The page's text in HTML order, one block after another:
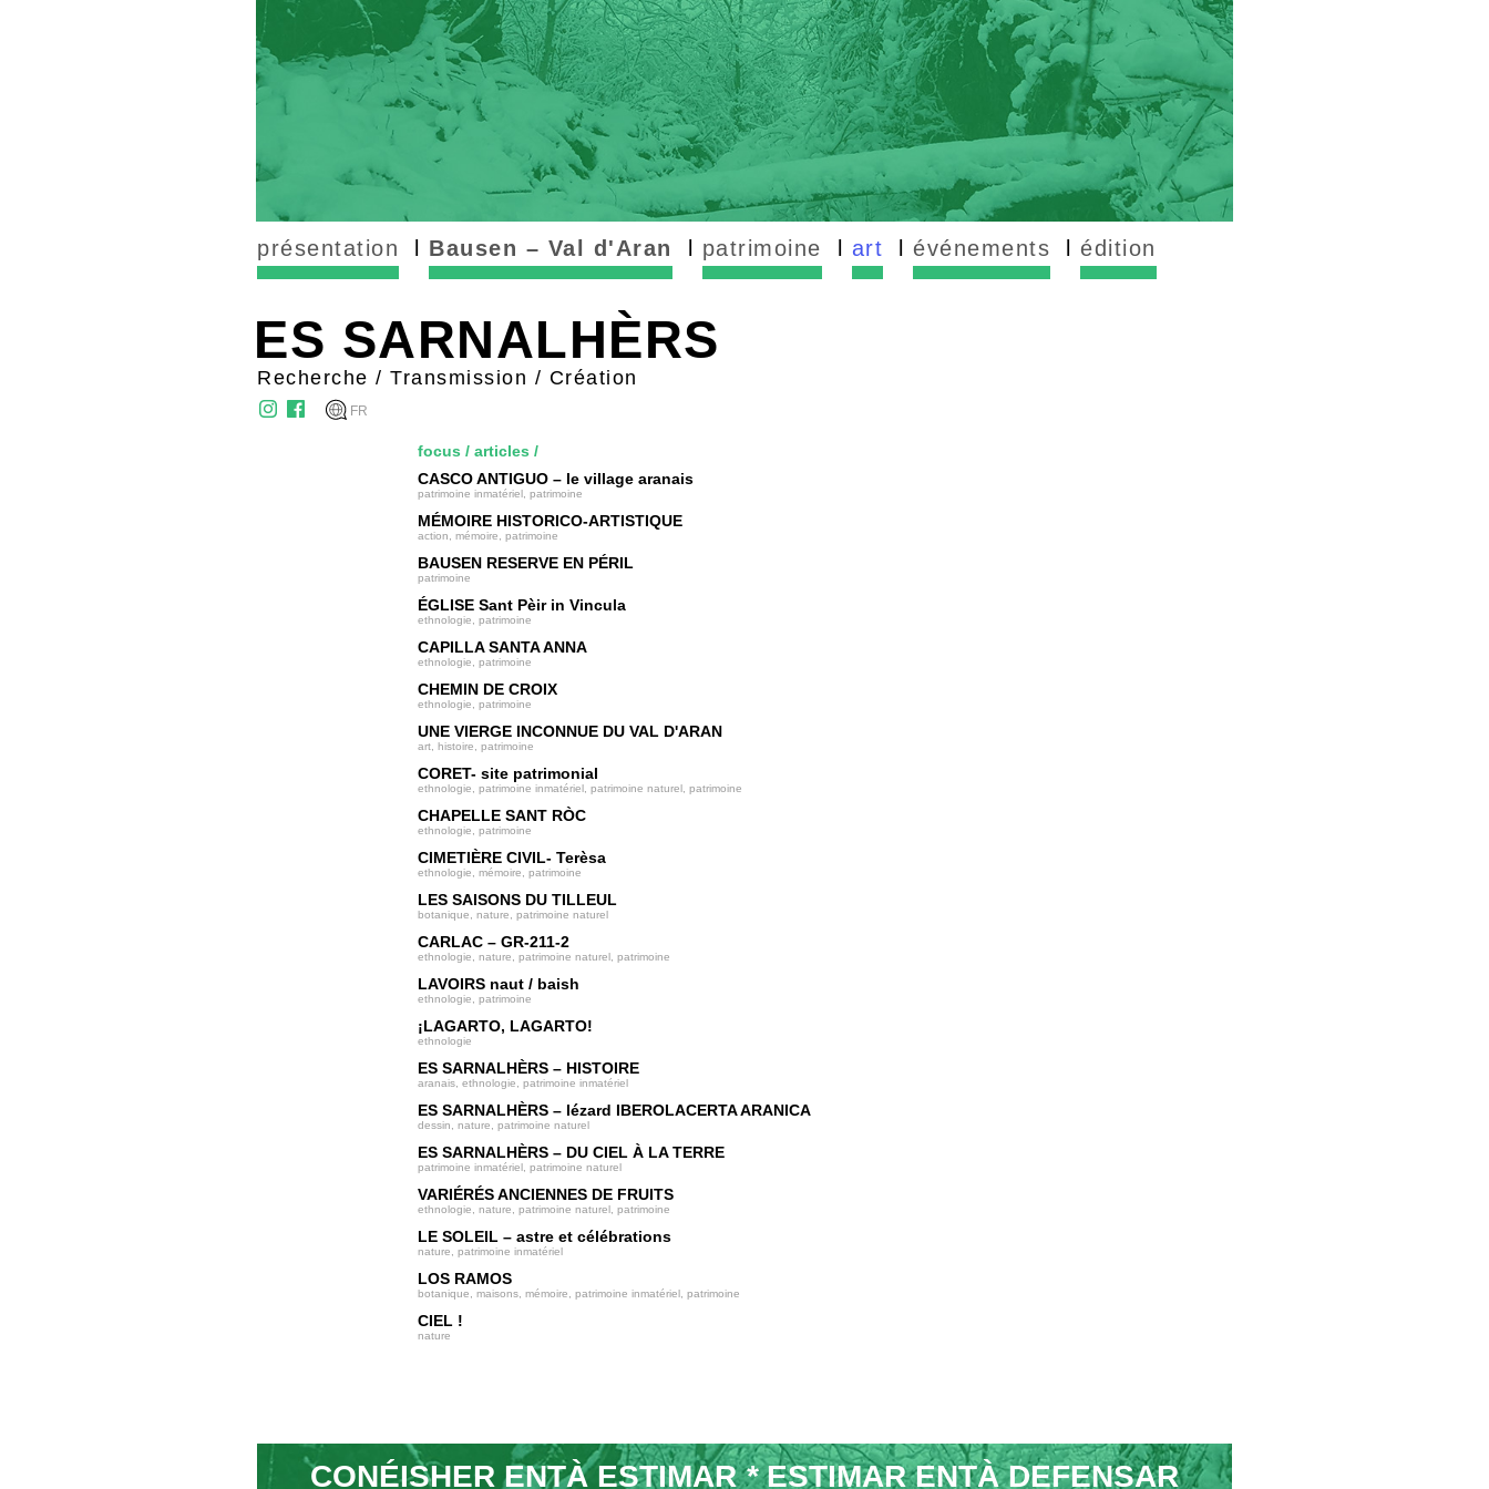
présentation Bausen – Val d'Aran patrimoine art événements édition
ES SARNALHÈRS
Recherche / Transmission / Création
FR
focus / articles /
CASCO ANTIGUO – le village aranais
patrimoine inmatériel, patrimoine
MÉMOIRE HISTORICO-ARTISTIQUE
action, mémoire, patrimoine
BAUSEN RESERVE EN PÉRIL
patrimoine
ÉGLISE Sant Pèir in Vincula
ethnologie, patrimoine
CAPILLA SANTA ANNA
ethnologie, patrimoine
CHEMIN DE CROIX
ethnologie, patrimoine
UNE VIERGE INCONNUE DU VAL D'ARAN
art, histoire, patrimoine
CORET- site patrimonial
ethnologie, patrimoine inmatériel, patrimoine naturel, patrimoine
CHAPELLE SANT RÒC
ethnologie, patrimoine
CIMETIÈRE CIVIL- Terèsa
ethnologie, mémoire, patrimoine
LES SAISONS DU TILLEUL
botanique, nature, patrimoine naturel
CARLAC – GR-211-2
ethnologie, nature, patrimoine naturel, patrimoine
LAVOIRS naut / baish
ethnologie, patrimoine
¡LAGARTO, LAGARTO!
ethnologie
ES SARNALHÈRS – HISTOIRE
aranais, ethnologie, patrimoine inmatériel
ES SARNALHÈRS – lézard IBEROLACERTA ARANICA
dessin, nature, patrimoine naturel
ES SARNALHÈRS – DU CIEL À LA TERRE
patrimoine inmatériel, patrimoine naturel
VARIÉRÉS ANCIENNES DE FRUITS
ethnologie, nature, patrimoine naturel, patrimoine
LE SOLEIL – astre et célébrations
nature, patrimoine inmatériel
LOS RAMOS
botanique, maisons, mémoire, patrimoine inmatériel, patrimoine
CIEL !
nature
CONÉISHER ENTÀ ESTIMAR*ESTIMAR ENTÀ DEFENSAR